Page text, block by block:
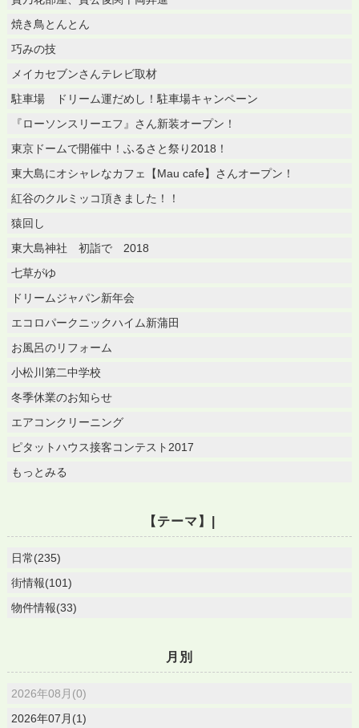
焼き鳥とんとん
巧みの技
メイカセブンさんテレビ取材
駐車場 ドリーム運だめし！駐車場キャンペーン
『ローソンスリーエフ』さん新装オープン！
東京ドームで開催中！ふるさと祭り2018！
東大島にオシャレなカフェ【Mau cafe】さんオープン！
紅谷のクルミッコ頂きました！！
猿回し
東大島神社 初詣で 2018
七草がゆ
ドリームジャパン新年会
エコロパークニックハイム新蒲田
お風呂のリフォーム
小松川第二中学校
冬季休業のお知らせ
エアコンクリーニング
ピタットハウス接客コンテスト2017
もっとみる
【テーマ】|
日常(235)
街情報(101)
物件情報(33)
月別
2026年08月(0)
2026年07月(1)